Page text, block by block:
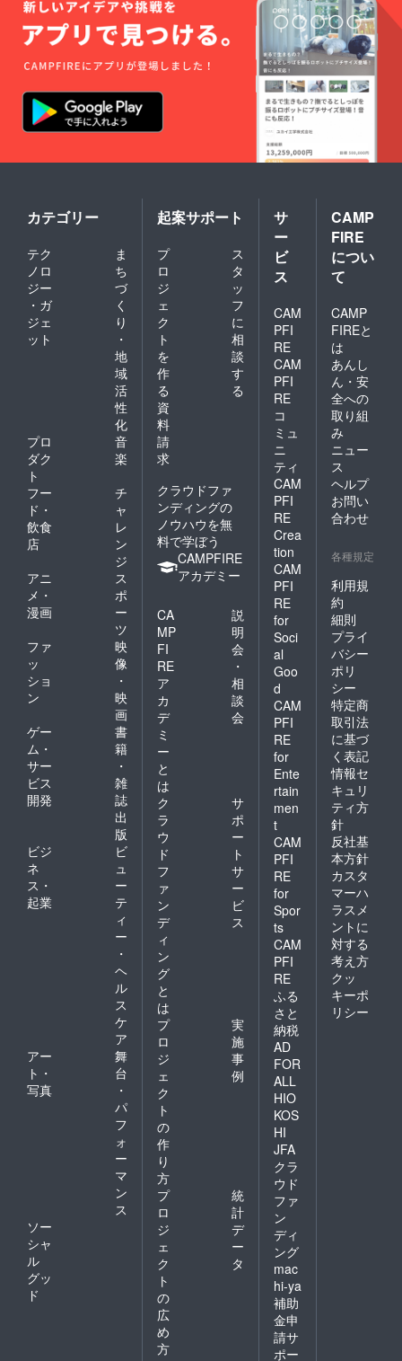
カテゴリー
テク
ノロ
ジー
・ガ
ジェ
ット
ま
ち
づ
く
り
・
地
域
活
性
化
プロ
ダク
ト
音
楽
フー
ド・
飲食
店
チ
ャ
レ
ン
ジ
アニ
メ・
漫画
ス
ポ
ー
ツ
ファ
ッ
ショ
ン
映
像
・
映
画
ゲー
ム・
サー
ビス
開発
書
籍
・
雑
誌
出
版
ビジ
ネ
ス・
起業
ビ
ュ
ー
テ
ィ
ー
・
ヘ
ル
ス
ケ
ア
アー
ト・
写真
舞
台
・
パ
フ
ォ
ー
マ
ン
ス
ソー
シャ
ル
グッ
ド
起案サポート
プ
ロ
ジ
ェ
ク
ト
を
作
る
ス
タ
ッ
フ
に
相
談
す
る
資
料
請
求
クラウドファ
ンディングの
ノウハウを無
料で学ぼう
CAMPFIRE
アカデミー
CA
MP
FI
RE
ア
カ
デ
ミ
ー
と
は
説
明
会
・
相
談
会
ク
ラ
ウ
ド
フ
ァ
ン
デ
ィ
ン
グ
と
は
サ
ポ
ー
ト
サ
ー
ビ
ス
プ
ロ
ジ
ェ
ク
ト
の
作
り
方
実
施
事
例
プ
ロ
ジ
ェ
ク
ト
の
広
め
方
統
計
デ
ー
タ
サ
ー
ビ
ス
CAM
PFI
RE
CAM
PFI
RE
コ
ミュ
ニ
ティ
CAM
PFI
RE
Crea
tion
CAM
PFI
RE
for
Soci
al
Goo
d
CAM
PFI
RE
for
Ente
rtain
men
t
CAM
PFI
RE
for
Spor
ts
CAM
PFI
RE
ふる
さと
納税
AD
FOR
ALL
HIO
KOS
HI
JFA
クラ
ウド
ファ
ン
ディ
ング
mac
hi-ya
補助
金申
請サ
ポー
CAMP
FIRE
につい
て
CAMP
FIREと
は
あんし
ん・安
全への
取り組
み
ニュー
ス
ヘルプ
お問い
合わせ
各種規定
利用規
約
細則
プライ
バシー
ポリ
シー
特定商
取引法
に基づ
く表記
情報セ
キュリ
ティ方
針
反社基
本方針
カスタ
マーハ
ラスメ
ントに
対する
考え方
クッ
キーポ
リシー